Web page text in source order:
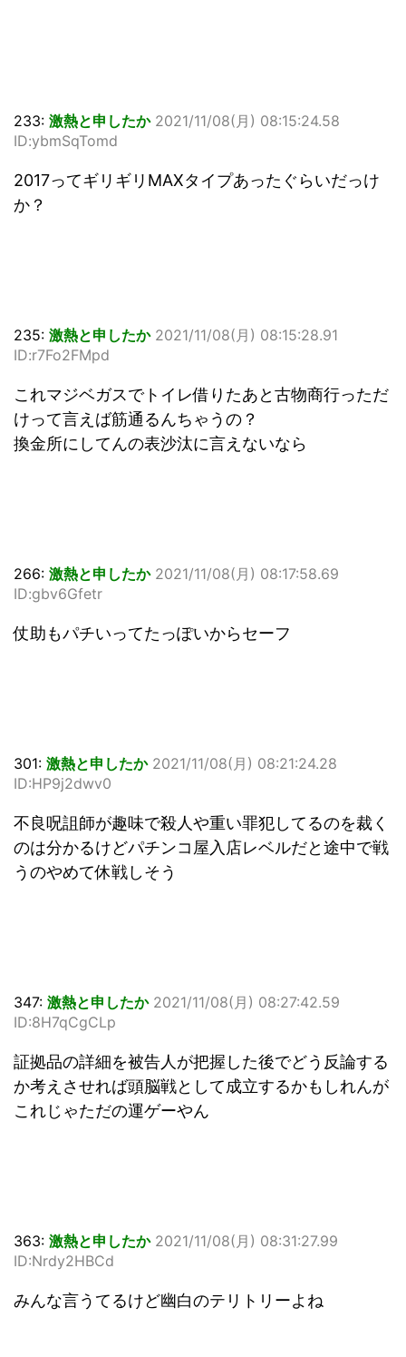
233: 激熱と申したか 2021/11/08(月) 08:15:24.58
ID:ybmSqTomd
2017ってギリギリMAXタイプあったぐらいだっけ
か？
235: 激熱と申したか 2021/11/08(月) 08:15:28.91
ID:r7Fo2FMpd
これマジベガスでトイレ借りたあと古物商行っただ
けって言えば筋通るんちゃうの？
換金所にしてんの表沙汰に言えないなら
266: 激熱と申したか 2021/11/08(月) 08:17:58.69
ID:gbv6Gfetr
仗助もパチいってたっぽいからセーフ
301: 激熱と申したか 2021/11/08(月) 08:21:24.28
ID:HP9j2dwv0
不良呪詛師が趣味で殺人や重い罪犯してるのを裁く
のは分かるけどパチンコ屋入店レベルだと途中で戦
うのやめて休戦しそう
347: 激熱と申したか 2021/11/08(月) 08:27:42.59
ID:8H7qCgCLp
証拠品の詳細を被告人が把握した後でどう反論する
か考えさせれば頭脳戦として成立するかもしれんが
これじゃただの運ゲーやん
363: 激熱と申したか 2021/11/08(月) 08:31:27.99
ID:Nrdy2HBCd
みんな言うてるけど幽白のテリトリーよね